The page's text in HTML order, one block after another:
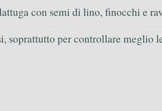
con semi di lino, finocchi e
soprattutto per controllare meglio